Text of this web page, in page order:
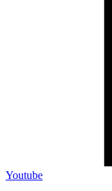
Youtube